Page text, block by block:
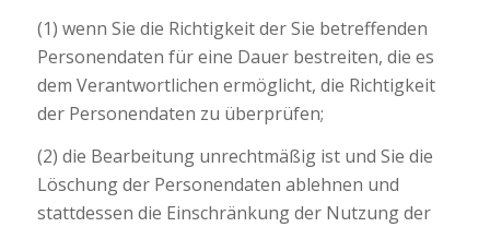
(1) wenn Sie die Richtigkeit der Sie betreffenden
Personendaten für eine Dauer bestreiten, die es
dem Verantwortlichen ermöglicht, die Richtigkeit
der Personendaten zu überprüfen;
(2) die Bearbeitung unrechtmäßig ist und Sie die
Löschung der Personendaten ablehnen und
stattdessen die Einschränkung der Nutzung der